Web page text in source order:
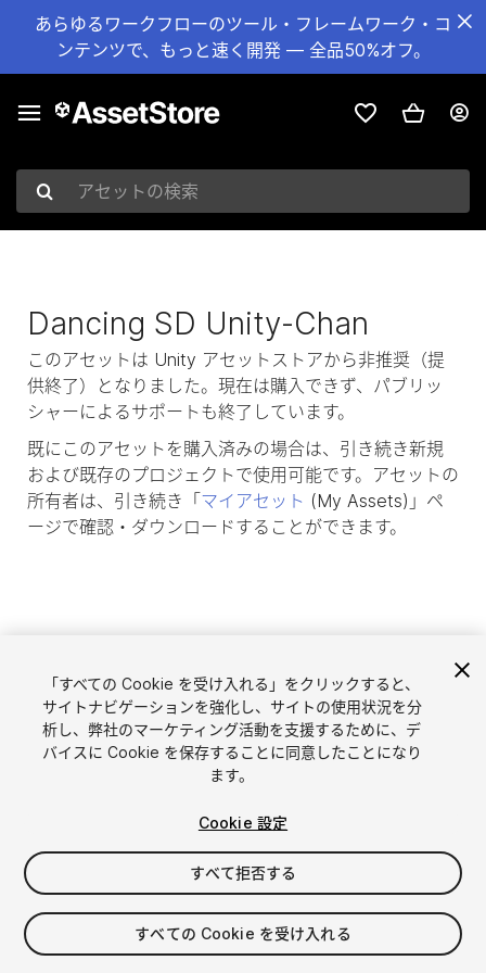
あらゆるワークフローのツール・フレームワーク・コ
ンテンツで、もっと速く開発 — 全品50%オフ。
アセットの検索
Dancing SD Unity-Chan
このアセットは Unity アセットストアから非推奨（提
供終了）となりました。現在は購入できず、パブリッ
シャーによるサポートも終了しています。
既にこのアセットを購入済みの場合は、引き続き新規
および既存のプロジェクトで使用可能です。アセットの
所有者は、引き続き「 マイアセット (My Assets)」ペ
ージで確認・ダウンロードすることができます。
简体中文
한국어
日本語
販売審査ガイドライン
Asset Store Tools
パブリッシャー管理画面
よくあるご質問
「すべての Cookie を受け入れる」をクリックすると、
サイトナビゲーションを強化し、サイトの使用状況を分
析し、弊社のマーケティング活動を支援するために、デ
バイスに Cookie を保存することに同意したことになり
ます。
Cookie 設定
すべて拒否する
すべての Cookie を受け入れる